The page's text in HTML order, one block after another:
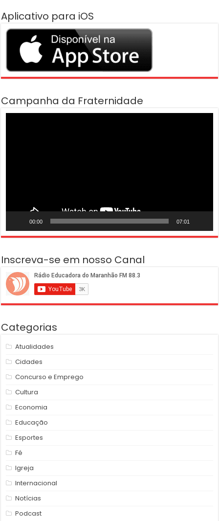
Aplicativo para iOS
Campanha da Fraternidade
00:00 07:01
Inscreva-se em nosso Canal
Categorias
Atualidades
Cidades
Concurso e Emprego
Cultura
Economia
Educação
Esportes
Fé
Igreja
Internacional
Notícias
Podcast